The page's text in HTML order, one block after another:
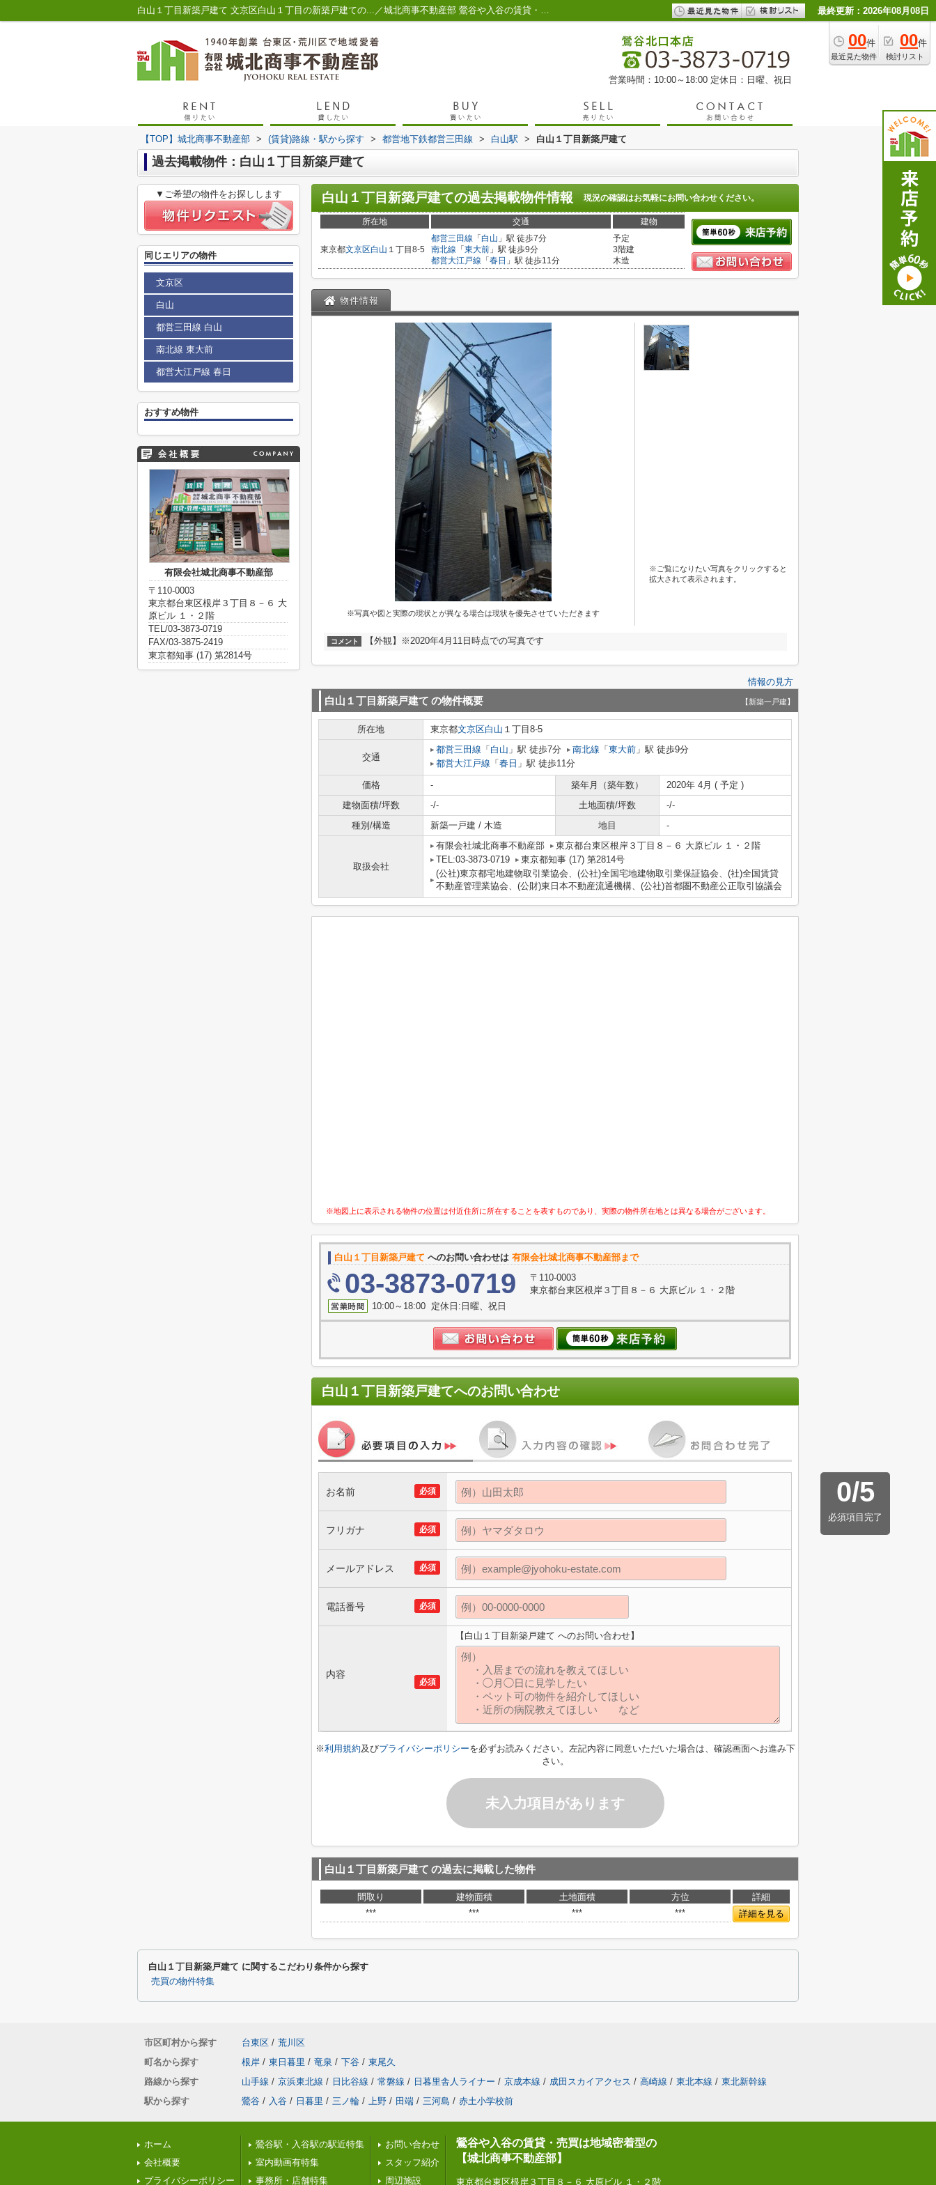
白山１丁目新築戸建て 文京区白山１丁目の新築戸建ての...／城北商事不動産部 鶯谷や入谷の賃貸・売買 最終更新：2026年08月08日
00件
最近見た物件
00件
検討リスト
営業時間：10:00～18:00 定休日：日曜、祝日
【TOP】城北商事不動産部 > (賃貸)路線・駅から探す > 都営地下鉄都営三田線 > 白山駅 > 白山１丁目新築戸建て
過去掲載物件：白山１丁目新築戸建て
白山１丁目新築戸建ての過去掲載物件情報 現況の確認はお気軽にお問い合わせください。
所在地 交通 建物
東京都文京区白山 １丁目8-5
都営三田線 「 白山 」駅 徒歩7分
南北線 「 東大前 」駅 徒歩9分
都営大江戸線 「 春日 」駅 徒歩11分
予定
3階建
木造
物件情報
※写真や図と実際の現状とが異なる場合は現状を優先させていただきます
※ご覧になりたい写真をクリックすると
拡大されて表示されます。
コメント 【外観】※2020年4月11日時点での写真です
情報の見方
白山１丁目新築戸建て の物件概要 【新築一戸建】
所在地 東京都文京区白山 １丁目8-5
交通
都営三田線 「 白山 」駅 徒歩7分 南北線 「 東大前 」駅 徒歩9分
都営大江戸線 「 春日 」駅 徒歩11分
価格 - 築年月（築年数）
2020年 4月 ( 予定 )
建物面積/坪数
-/- 土地面積/坪数
-/-
種別/構造
新築一戸建 / 木造 地目 -
取扱会社
有限会社城北商事不動産部
東京都台東区根岸３丁目８－６ 大原ビル １・２階
TEL:03-3873-0719
東京都知事 (17) 第2814号
(公社)東京都宅地建物取引業協会、(公社)全国宅地建物取引業保証協会、(社)全国賃貸
不動産管理業協会、(公財)東日本不動産流通機構、(公社)首都圏不動産公正取引協議会
※地図上に表示される物件の位置は付近住所に所在することを表すものであり、実際の物件所在地とは異なる場合がございます。
白山１丁目新築戸建て へのお問い合わせは 有限会社城北商事不動産部まで
03-3873-0719
〒110-0003
東京都台東区根岸３丁目８－６ 大原ビル １・２階
10:00～18:00 定休日:日曜、祝日
白山１丁目新築戸建てへのお問い合わせ
0/5
必須項目完了
必須
お名前
必須
フリガナ
必須
メールアドレス
必須
電話番号
必須
内容
【白山１丁目新築戸建て へのお問い合わせ】
※利用規約及びプライバシーポリシーを必ずお読みください。左記内容に同意いただいた場合は、確認画面へお進み下
さい。
未入力項目があります
白山１丁目新築戸建て の過去に掲載した物件
間取り 建物面積 土地面積 方位
詳細
***
*** *** *** 詳細を見る
▼ご希望の物件をお探しします
同じエリアの物件
文京区
白山
都営三田線 白山
南北線 東大前
都営大江戸線 春日
おすすめ物件
有限会社城北商事不動産部
〒110-0003
東京都台東区根岸３丁目８－６ 大
原ビル １・２階
TEL/03-3873-0719
FAX/03-3875-2419
東京都知事 (17) 第2814号
白山１丁目新築戸建て に関するこだわり条件から探す
売買の物件特集
市区町村から探す 台東区 / 荒川区
町名から探す
根岸 / 東日暮里 / 竜泉 / 下谷 / 東尾久
路線から探す
山手線 / 京浜東北線 / 日比谷線 / 常磐線 / 日暮里舎人ライナー / 京成本線 / 成田スカイアクセス / 高崎線 / 東北本線 / 東北新幹線
駅から探す
鶯谷 / 入谷 / 日暮里 / 三ノ輪 / 上野 / 田端 / 三河島 / 赤土小学校前
ホーム
会社概要
プライバシーポリシー
鶯谷駅・入谷駅の駅近特集
室内動画有特集
事務所・店舗特集
お問い合わせ
スタッフ紹介
周辺施設
鶯谷や入谷の賃貸・売買は地域密着型の
【城北商事不動産部】
東京都台東区根岸３丁目８－６ 大原ビル １・２階